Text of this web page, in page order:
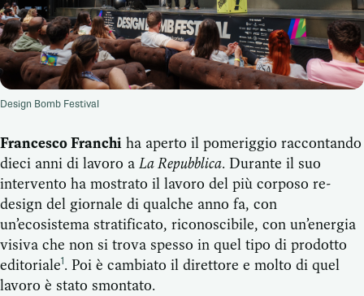
Design Bomb Festival
Francesco Franchi ha aperto il pomeriggio raccontando
dieci anni di lavoro a La Repubblica. Durante il suo
intervento ha mostrato il lavoro del più corposo re-
design del giornale di qualche anno fa, con
un’ecosistema stratificato, riconoscibile, con un’energia
visiva che non si trova spesso in quel tipo di prodotto
editoriale1. Poi è cambiato il direttore e molto di quel
lavoro è stato smontato.